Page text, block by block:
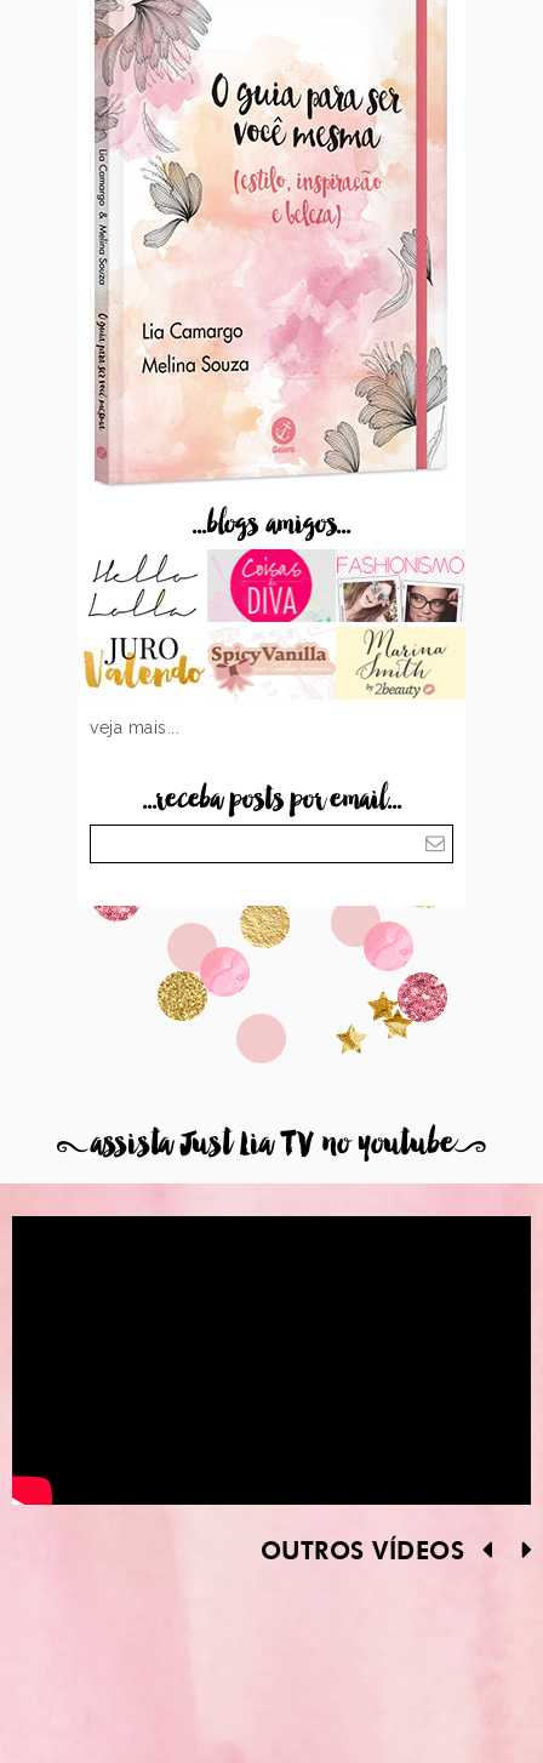
...blogs amigos...
veja mais...
...receba posts por email...
8assista Just Lia TV no youtube9
OUTROS VÍDEOS